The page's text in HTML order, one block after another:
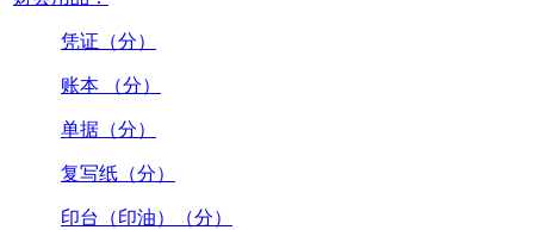
凭证（分）
账本 （分）
单据（分）
复写纸（分）
印台（印油）（分）